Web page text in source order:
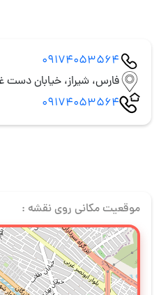
09174053564
فارس، شیراز، خیابان دست
09174053564
موقعیت مکانی روی نقشه :